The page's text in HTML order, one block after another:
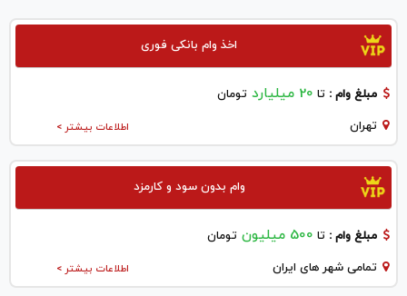
اخذ وام بانکی فوری
مبلغ وام : تا 20 میلیارد تومان
اطلاعات بیشتر > تهران
وام بدون سود و کارمزد
مبلغ وام : تا 500 میلیون تومان
اطلاعات بیشتر > تمامی شهر های ایران